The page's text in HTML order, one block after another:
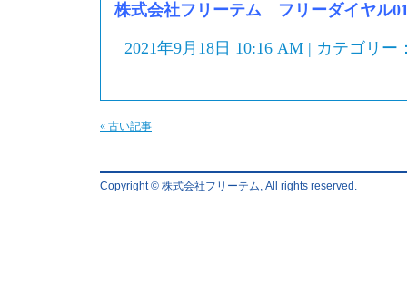
株式会社フリーテム フリーダイヤル
2021年9月18日 10:16 AM | カテゴリー
« 古い記事
Copyright © 株式会社フリーテム, All rights reserved.